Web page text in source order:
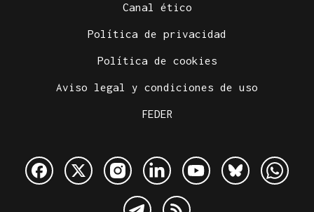
Canal ético
Política de privacidad
Política de cookies
Aviso legal y condiciones de uso
FEDER